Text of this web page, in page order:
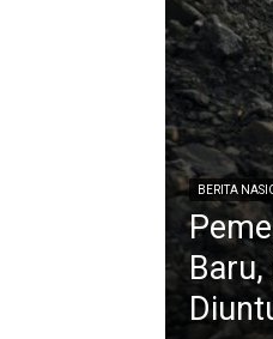
BERITA
Baru,